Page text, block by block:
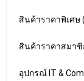
สินค้าราคาพิเศษ
สินค้าราคาสมาชิ
อุปกรณ์ IT &